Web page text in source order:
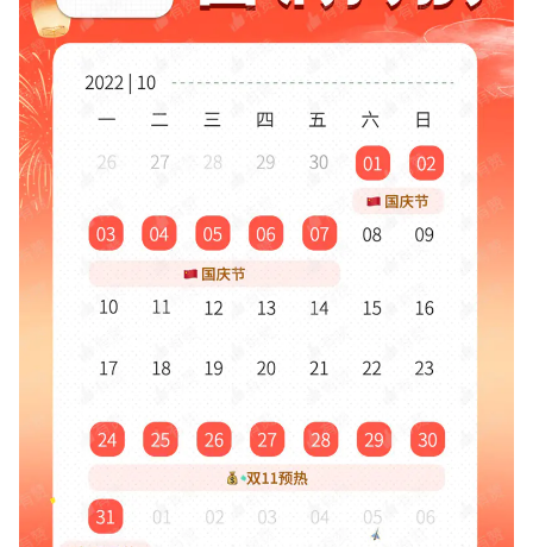
智库 产品场景库
产品更新动态
行业洞察
品牌消费观
新零售资讯
培训课程
增长俱乐部 有赞商盟
商家社区 社群交流